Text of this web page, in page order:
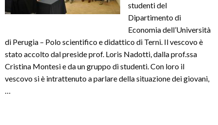
studenti del
Dipartimento di
Economia dell’Università
di Perugia – Polo scientifico e didattico di Terni. Il vescovo è
stato accolto dal preside prof. Loris Nadotti, dalla prof.ssa
Cristina Montesi e da un gruppo di studenti. Con loro il
vescovo si è intrattenuto a parlare della situazione dei giovani,
…